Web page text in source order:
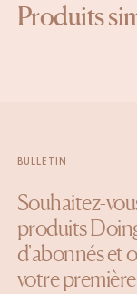
Produits
BULLETIN
Souhaitez-
produits
d'abonnés et
votre